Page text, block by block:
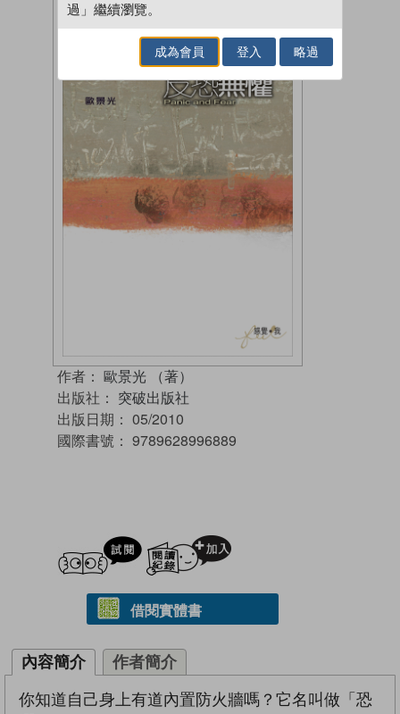
作者： 歐景光 （著）
出版社： 突破出版社
出版日期： 05/2010
國際書號： 9789628996889
試閲
借閱實體書
內容簡介 作者簡介
你知道自己身上有道內置防火牆嗎？它名叫做「恐
過」繼續瀏覽。
成為會員 登入 略過